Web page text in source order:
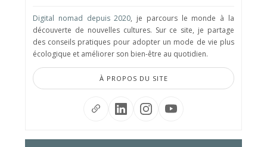
Digital nomad depuis 2020, je parcours le monde à la
découverte de nouvelles cultures. Sur ce site, je partage
des conseils pratiques pour adopter un mode de vie plus
écologique et améliorer son bien-être au quotidien.
À PROPOS DU SITE